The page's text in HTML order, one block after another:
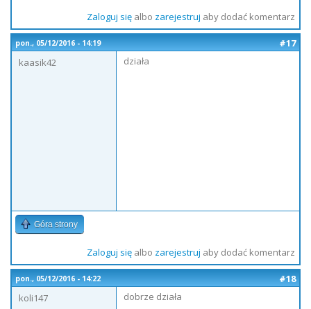
Zaloguj sięalbo zarejestruj aby dodać komentarz
pon., 05/12/2016 - 14:19
#17
kaasik42
działa
Góra strony
Zaloguj sięalbo zarejestruj aby dodać komentarz
pon., 05/12/2016 - 14:22
#18
koli147
dobrze działa